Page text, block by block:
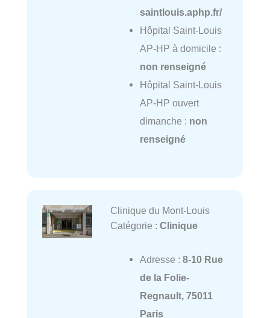
saintlouis.aphp.fr/
Hôpital Saint-Louis
AP-HP à domicile :
non renseigné
Hôpital Saint-Louis
AP-HP ouvert
dimanche : non
renseigné
Clinique du Mont-Louis
Catégorie : Clinique
Adresse : 8-10 Rue
de la Folie-
Regnault, 75011
Paris